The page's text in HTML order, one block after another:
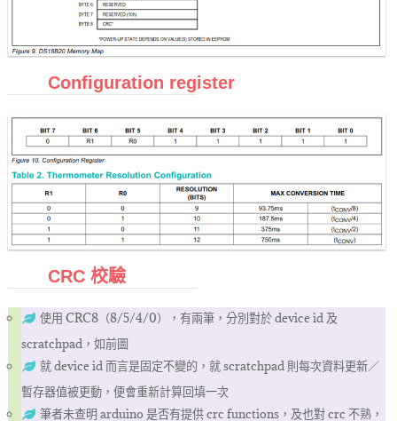
Configuration register
CRC 校驗
使用 CRC8（8/5/4/0），有兩筆，分別對於 device id 及
scratchpad，如前圖
就 device id 而言是固定不變的，就 scratchpad 則每次資料更新／
暫存器值被更動，便會重新計算回填一次
筆者未查明 arduino 是否有提供 crc functions，及也對 crc 不熟，